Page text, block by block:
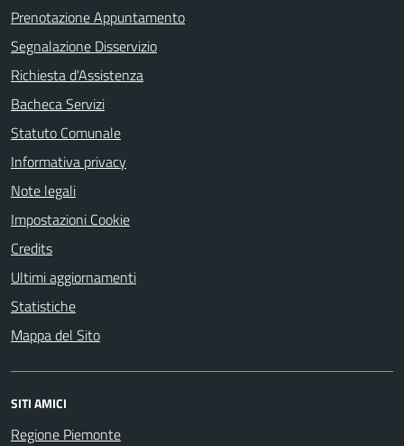
Prenotazione Appuntamento
Segnalazione Disservizio
Richiesta d'Assistenza
Bacheca Servizi
Statuto Comunale
Informativa privacy
Note legali
Impostazioni Cookie
Credits
Ultimi aggiornamenti
Statistiche
Mappa del Sito
SITI AMICI
Regione Piemonte